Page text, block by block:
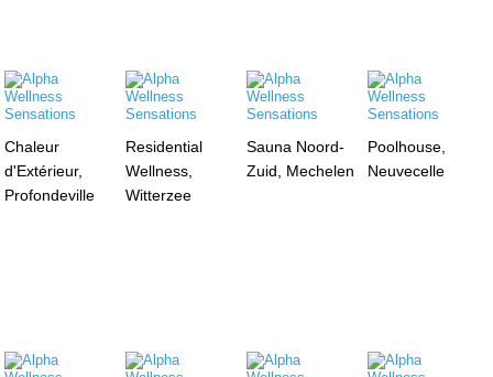
Chaleur
d'Extérieur,
Profondeville
Residential
Wellness,
Witterzee
Sauna Noord-
Zuid, Mechelen
Poolhouse,
Neuvecelle